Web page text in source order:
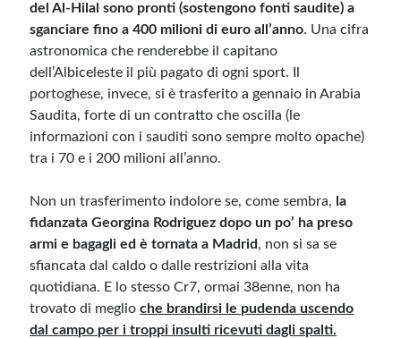
Accedi
Feed dei contenuti
Feed dei commenti
WordPress.org
del Al-Hilal sono pronti (sostengono fonti saudite) a
sganciare fino a 400 milioni di euro all’anno. Una cifra
astronomica che renderebbe il capitano
dell’Albiceleste il più pagato di ogni sport. Il
portoghese, invece, si è trasferito a gennaio in Arabia
Saudita, forte di un contratto che oscilla (le
informazioni con i sauditi sono sempre molto opache)
tra i 70 e i 200 milioni all’anno.
Non un trasferimento indolore se, come sembra, la
fidanzata Georgina Rodriguez dopo un po’ ha preso
armi e bagagli ed è tornata a Madrid, non si sa se
sfiancata dal caldo o dalle restrizioni alla vita
quotidiana. E lo stesso Cr7, ormai 38enne, non ha
trovato di meglioche brandirsi le pudenda uscendo
dal campo per i troppi insulti ricevuti dagli spalti.